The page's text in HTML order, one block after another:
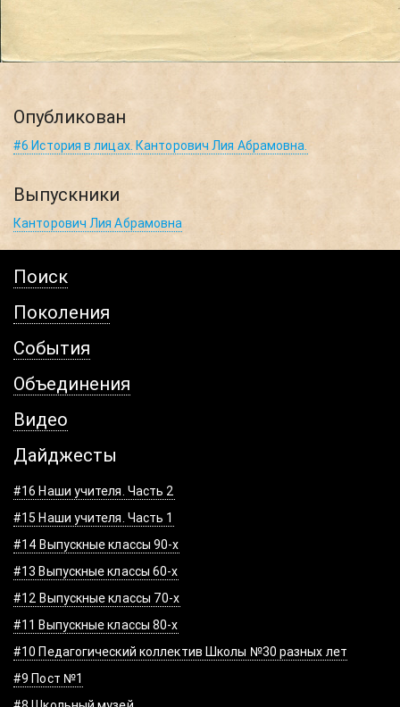
Опубликован
#6 История в лицах. Канторович Лия Абрамовна.
Выпускники
Канторович Лия Абрамовна
Поиск
Поколения
События
Объединения
Видео
Дайджесты
#16 Наши учителя. Часть 2
#15 Наши учителя. Часть 1
#14 Выпускные классы 90-х
#13 Выпускные классы 60-х
#12 Выпускные классы 70-х
#11 Выпускные классы 80-х
#10 Педагогический коллектив Школы №30 разных лет
#9 Пост №1